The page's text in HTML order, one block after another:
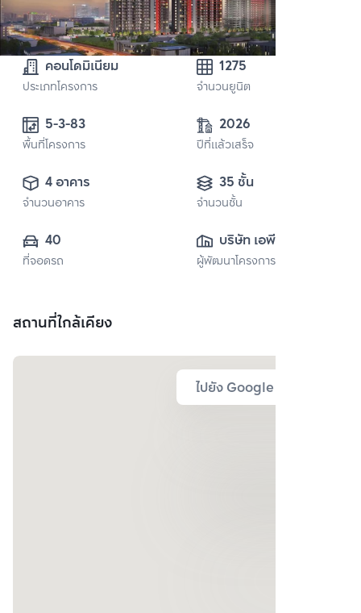
คอนโดมิเนียม
ประเภทโครงการ
1275
จำนวนยูนิต
5-3-83
พื้นที่โครงการ
2026
ปีที่แล้วเสร็จ
4 อาคาร
จำนวนอาคาร
35 ชั้น
จำนวนชั้น
40
ที่จอดรถ
บริษัท เอพี เอ็มอี 21
จำกัด
ผู้พัฒนาโครงการ
สถานที่ใกล้เคียง
ไปยัง Google Map